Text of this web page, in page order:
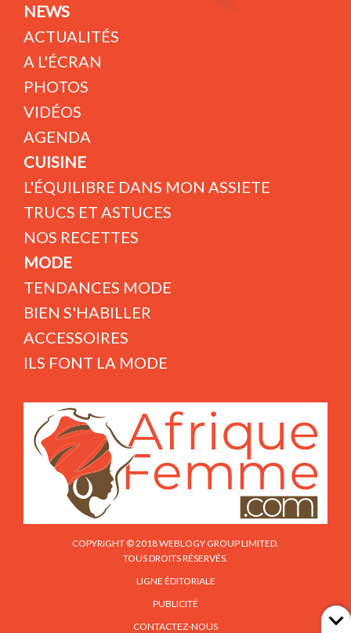
NEWS
ACTUALITÉS
A L'ÉCRAN
PHOTOS
VIDÉOS
AGENDA
CUISINE
L'ÉQUILIBRE DANS MON ASSIETE
TRUCS ET ASTUCES
NOS RECETTES
MODE
TENDANCES MODE
BIEN S'HABILLER
ACCESSOIRES
ILS FONT LA MODE
COPYRIGHT © 2018 WEBLOGY GROUP LIMITED.
TOUS DROITS RÉSERVÉS.
LIGNE ÉDITORIALE
PUBLICITÉ
CONTACTEZ-NOUS